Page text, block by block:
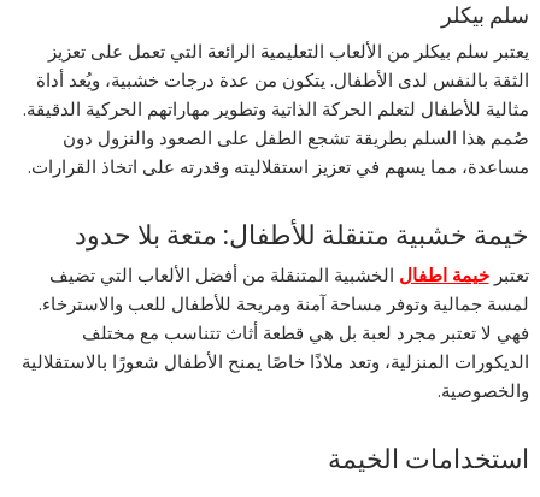
سلم بيكلر
يعتبر سلم بيكلر من الألعاب التعليمية الرائعة التي تعمل على تعزيز
الثقة بالنفس لدى الأطفال. يتكون من عدة درجات خشبية، ويُعد أداة
مثالية للأطفال لتعلم الحركة الذاتية وتطوير مهاراتهم الحركية الدقيقة.
صُمم هذا السلم بطريقة تشجع الطفل على الصعود والنزول دون
مساعدة، مما يسهم في تعزيز استقلاليته وقدرته على اتخاذ القرارات.
خيمة خشبية متنقلة للأطفال: متعة بلا حدود
تعتبرخيمة اطفال الخشبية المتنقلة من أفضل الألعاب التي تضيف
لمسة جمالية وتوفر مساحة آمنة ومريحة للأطفال للعب والاسترخاء.
فهي لا تعتبر مجرد لعبة بل هي قطعة أثاث تتناسب مع مختلف
الديكورات المنزلية، وتعد ملاذًا خاصًا يمنح الأطفال شعورًا بالاستقلالية
والخصوصية.
استخدامات الخيمة